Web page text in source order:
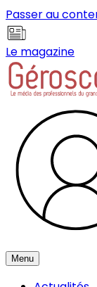
Passer au
Le magazine
Menu
Panneau de